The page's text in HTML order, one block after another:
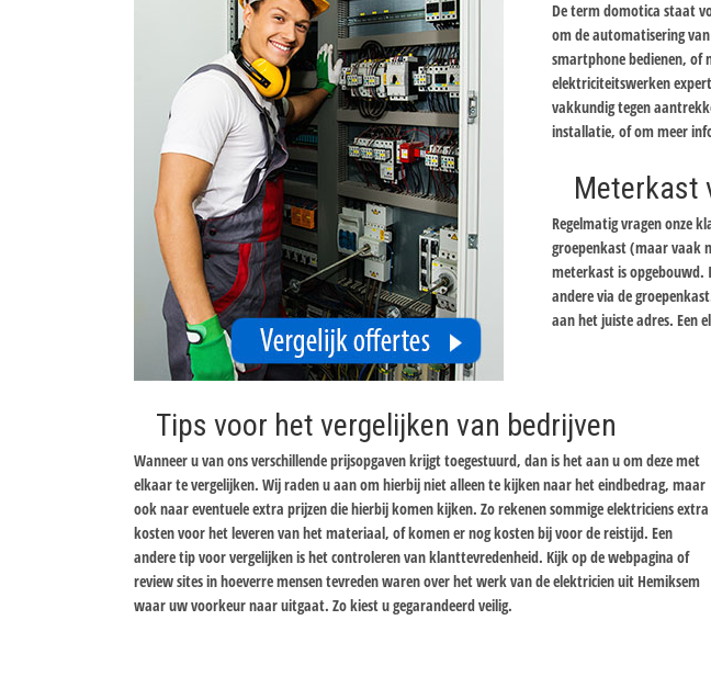
De term domotica staat
om de automatisering
smartphone bedienen, of
elektriciteitswerken
vakkundig tegen
installatie, of om meer
Meterkast
Regelmatig vragen onze
groepenkast (maar vaak
meterkast is
andere via de
aan het juiste adres. Een
Tips voor het vergelijken van bedrijven
Wanneer u van ons verschillende prijsopgaven krijgt toegestuurd, dan is het aan u om deze met
elkaar te vergelijken. Wij raden u aan om hierbij niet alleen te kijken naar het eindbedrag, maar
ook naar eventuele extra prijzen die hierbij komen kijken. Zo rekenen sommige elektriciens extra
kosten voor het leveren van het materiaal, of komen er nog kosten bij voor de reistijd. Een
andere tip voor vergelijken is het controleren van klanttevredenheid. Kijk op de webpagina of
review sites in hoeverre mensen tevreden waren over het werk van de elektricien uit Hemiksem
waar uw voorkeur naar uitgaat. Zo kiest u gegarandeerd veilig.